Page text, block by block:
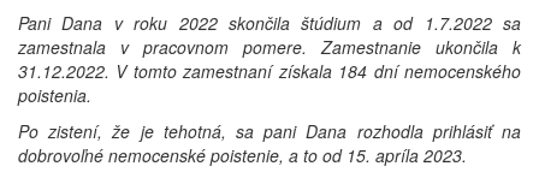
Pani Dana v roku 2022 skončila štúdium a od 1.7.2022 sa
zamestnala v pracovnom pomere. Zamestnanie ukončila k
31.12.2022. V tomto zamestnaní získala 184 dní nemocenského
poistenia.
Po zistení, že je tehotná, sa pani Dana rozhodla prihlásiť na
dobrovoľné nemocenské poistenie, a to od 15. apríla 2023.